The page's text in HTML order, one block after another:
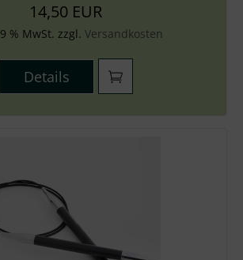
14,50 EUR
% MwSt. zzgl. Versandkosten
Details